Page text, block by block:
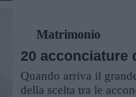
Matrimonio
20 acconciature
Quando arriva il
della scelta tra le